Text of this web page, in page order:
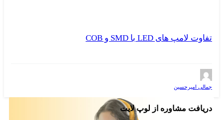
تفاوت لامپ های LED با SMD و COB
جمالی امیرحسین
دریافت مشاوره از لوپ لایت